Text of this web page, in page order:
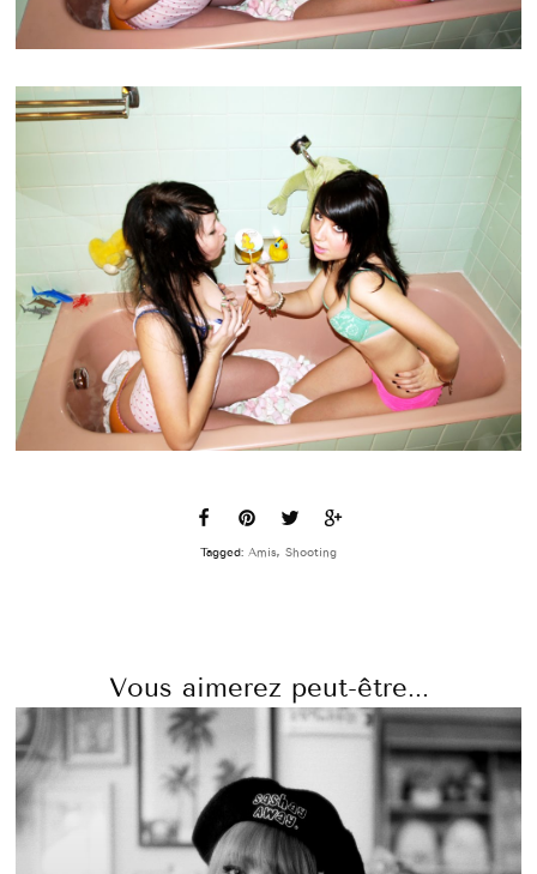
Tagged: Amis, Shooting
Vous aimerez peut-être...